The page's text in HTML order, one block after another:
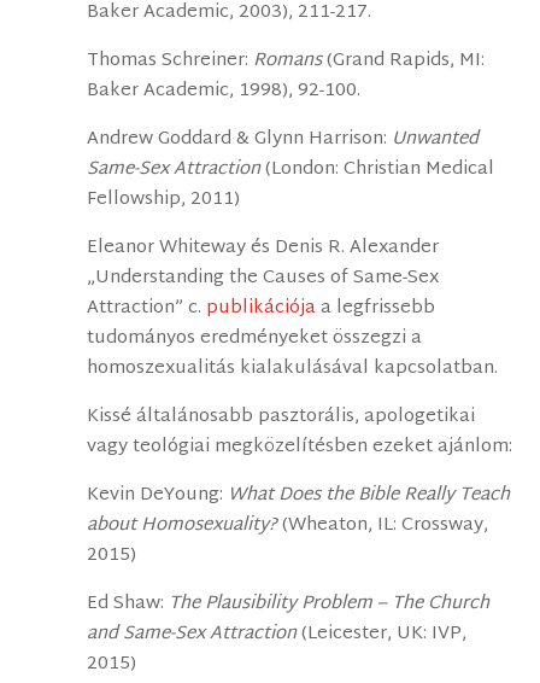
Baker Academic, 2003), 211-217.
Thomas Schreiner: Romans(Grand Rapids, MI:
Baker Academic, 1998), 92-100.
Andrew Goddard & Glynn Harrison: Unwanted
Same-Sex Attraction(London: Christian Medical
Fellowship, 2011)
Eleanor Whiteway és Denis R. Alexander
„Understanding the Causes of Same-Sex
Attraction” c. publikációjaa legfrissebb
tudományos eredményeket összegzi a
homoszexualitás kialakulásával kapcsolatban.
Kissé általánosabb pasztorális, apologetikai
vagy teológiai megközelítésben ezeket ajánlom:
Kevin DeYoung: What Does the Bible Really Teach
about Homosexuality?(Wheaton, IL: Crossway,
2015)
Ed Shaw: The Plausibility Problem – The Church
and Same-Sex Attraction(Leicester, UK: IVP,
2015)